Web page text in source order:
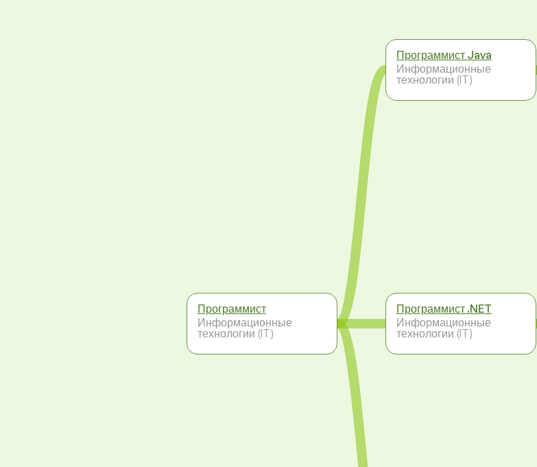
Программист
Информационные
технологии (IT)
Программист Java
Информационные
технологии (IT)
Программист .NET
Информационные
технологии (IT)